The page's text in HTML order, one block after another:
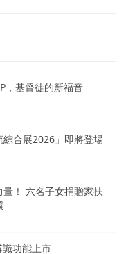
，基督徒的新福音
合展2026」即將登場
！ 六名子女捐贈家扶
功能上市